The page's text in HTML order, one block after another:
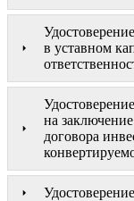
в уставном
на
договора